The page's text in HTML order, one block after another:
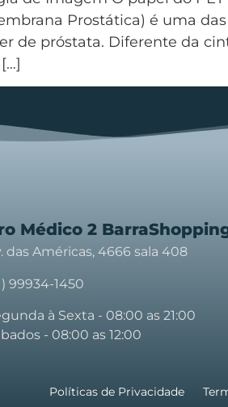
Prostática) é uma
de próstata. Diferente da
Médico 2
das Américas, 4666 sala 408
99934-1450
à Sexta - 08:00 as 21:00
- 08:00 as 12:00
Políticas de Privacidade